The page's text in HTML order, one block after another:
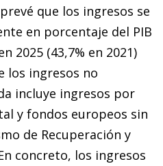
que los ingresos se
en porcentaje del PIB
2025 (43,7% en 2021)
los ingresos no
incluye ingresos por
y fondos europeos sin
de Recuperación y
concreto, los ingresos